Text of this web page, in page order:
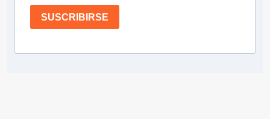
SUSCRIBIRSE